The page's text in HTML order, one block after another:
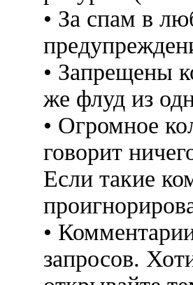
• За спам в
• Запрещены
же флуд из
• Огромное
говорит
Если такие
•
запросов.